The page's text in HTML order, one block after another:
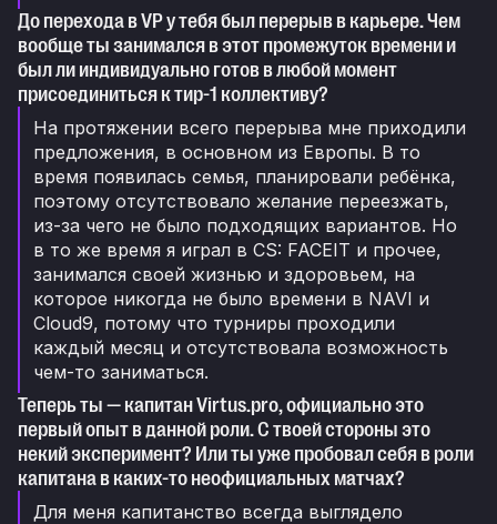
До перехода в VP у тебя был перерыв в карьере. Чем
вообще ты занимался в этот промежуток времени и
был ли индивидуально готов в любой момент
присоединиться к тир-1 коллективу?
На протяжении всего перерыва мне приходили
предложения, в основном из Европы. В то
время появилась семья, планировали ребёнка,
поэтому отсутствовало желание переезжать,
из-за чего не было подходящих вариантов. Но
в то же время я играл в CS: FACEIT и прочее,
занимался своей жизнью и здоровьем, на
которое никогда не было времени в NAVI и
Cloud9, потому что турниры проходили
каждый месяц и отсутствовала возможность
чем-то заниматься.
Теперь ты — капитан Virtus.pro, официально это
первый опыт в данной роли. С твоей стороны это
некий эксперимент? Или ты уже пробовал себя в роли
капитана в каких-то неофициальных матчах?
Для меня капитанство всегда выглядело